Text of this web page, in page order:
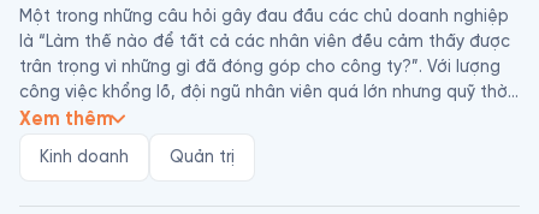
Một trong những câu hỏi gây đau đầu các chủ doanh nghiệp
là “Làm thế nào để tất cả các nhân viên đều cảm thấy được
trân trọng vì những gì đã đóng góp cho công ty?”. Với lượng
công việc khổng lồ, đội ngũ nhân viên quá lớn nhưng quỹ thời
gian hạn hẹp, phần đông nhà lãnh đạo thường gặp khó khăn
Thức Ghi Nhận Nỗ Lực Của Nhân Viên sẽ cung cấp các công
Xem thêm
Kinh doanh Quản trị